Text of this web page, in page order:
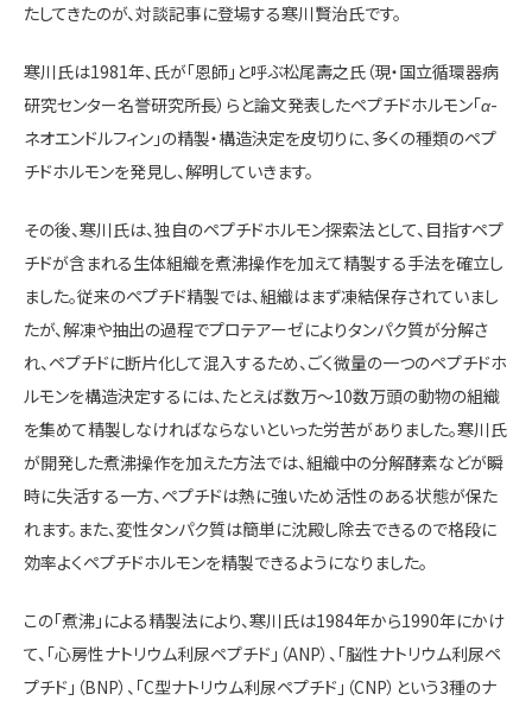
たしてきたのが、対談記事に登場する寒川賢治氏です。
寒川氏は1981年、氏が「恩師」と呼ぶ松尾壽之氏（現・国立循環器病
研究センター名誉研究所長）らと論文発表したペプチドホルモン「α-
ネオエンドルフィン」の精製・構造決定を皮切りに、多くの種類のペプ
チドホルモンを発見し、解明していきます。
その後、寒川氏は、独自のペプチドホルモン探索法として、目指すペプ
チドが含まれる生体組織を煮沸操作を加えて精製する手法を確立し
ました。従来のペプチド精製では、組織はまず凍結保存されていまし
たが、解凍や抽出の過程でプロテアーゼによりタンパク質が分解さ
れ、ペプチドに断片化して混入するため、ごく微量の一つのペプチドホ
ルモンを構造決定するには、たとえば数万〜10数万頭の動物の組織
を集めて精製しなければならないといった労苦がありました。寒川氏
が開発した煮沸操作を加えた方法では、組織中の分解酵素などが瞬
時に失活する一方、ペプチドは熱に強いため活性のある状態が保た
れます。また、変性タンパク質は簡単に沈殿し除去できるので格段に
効率よくペプチドホルモンを精製できるようになりました。
この「煮沸」による精製法により、寒川氏は1984年から1990年にかけ
て、「心房性ナトリウム利尿ペプチド」（ANP）、「脳性ナトリウム利尿ペ
プチド」（BNP）、「C型ナトリウム利尿ペプチド」（CNP）という3種のナ